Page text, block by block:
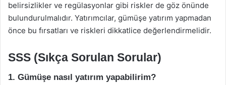
belirsizlikler ve regülasyonlar gibi riskler de göz önünde
bulundurulmalıdır. Yatırımcılar, gümüşe yatırım yapmadan
önce bu fırsatları ve riskleri dikkatlice değerlendirmelidir.
SSS (Sıkça Sorulan Sorular)
1. Gümüşe nasıl yatırım yapabilirim?